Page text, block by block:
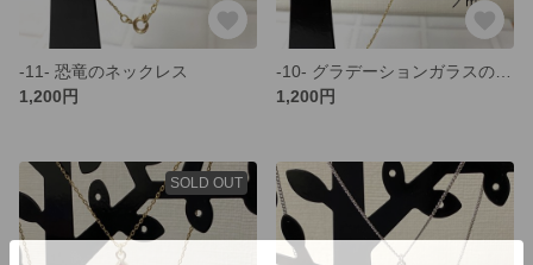
-11- 恐竜のネックレス
1,200円
1,200円
SOLD OUT